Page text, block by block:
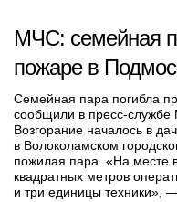
МЧС: семейная
пожаре в
Семейная пара погибла
сообщили в пресс-службе
Возгорание началось в
в Волоколамском
пожилая пара. «На месте
квадратных метров
и три единицы